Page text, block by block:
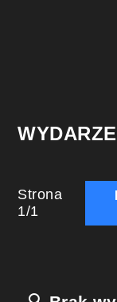
Strona
1/1